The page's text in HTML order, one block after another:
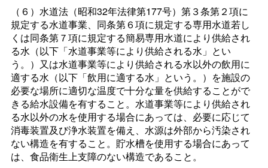
（６）水道法（昭和32年法律第177号）第３条第２項に
規定する水道事業、同条第６項に規定する専用水道若し
くは同条第７項に規定する簡易専用水道により供給され
る水（以下「水道事業等により供給される水」とい
う。）又は水道事業等により供給される水以外の飲用に
適する水（以下「飲用に適する水」という。）を施設の
必要な場所に適切な温度で十分な量を供給することがで
きる給水設備を有すること。水道事業等により供給され
る水以外の水を使用する場合にあっては、必要に応じて
消毒装置及び浄水装置を備え、水源は外部から汚染され
ない構造を有すること。貯水槽を使用する場合にあって
は、食品衛生上支障のない構造であること。